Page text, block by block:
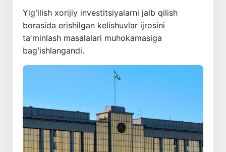
Yigʻilish xorijiy investitsiyalarni jalb qilish
borasida erishilgan kelishuvlar ijrosini
taʼminlash masalalari muhokamasiga
bagʻishlangandi.